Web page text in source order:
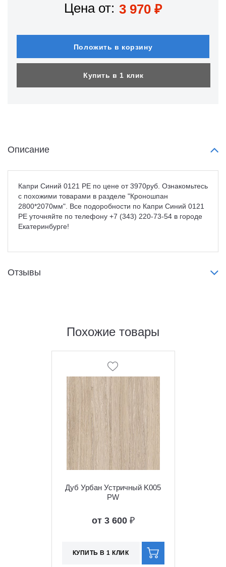
Цена от: 3 970 ₽
Положить в корзину
Купить в 1 клик
Описание
Капри Синий 0121 PE по цене от 3970руб. Ознакомьтесь
с похожими товарами в разделе "Кроношпан
2800*2070мм". Все подоробности по Капри Синий 0121
PE уточняйте по телефону +7 (343) 220-73-54 в городе
Екатеринбурге!
Отзывы
Похожие товары
Дуб Урбан Устричный K005
PW
от 3 600 ₽
КУПИТЬ В 1 КЛИК